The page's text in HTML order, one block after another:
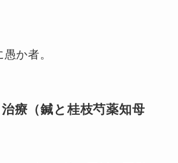
か者。
療（鍼と桂枝芍薬知母